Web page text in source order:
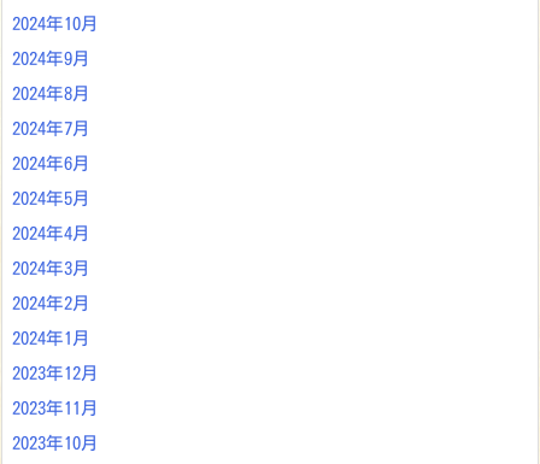
2024年10月
2024年9月
2024年8月
2024年7月
2024年6月
2024年5月
2024年4月
2024年3月
2024年2月
2024年1月
2023年12月
2023年11月
2023年10月